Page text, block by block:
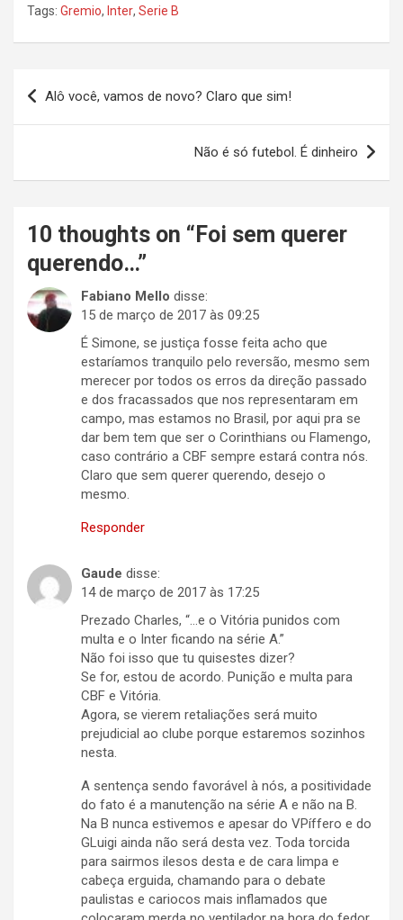
Tags: Gremio, Inter, Serie B
Navegação
de
Alô você, vamos de novo? Claro que sim!
Não é só futebol. É dinheiro
10 thoughts on “ Foi sem querer
querendo…”
Fabiano Mello disse:
15 de março de 2017 às 09:25
É Simone, se justiça fosse feita acho que
estaríamos tranquilo pelo reversão, mesmo sem
merecer por todos os erros da direção passado
e dos fracassados que nos representaram em
campo, mas estamos no Brasil, por aqui pra se
dar bem tem que ser o Corinthians ou Flamengo,
caso contrário a CBF sempre estará contra nós.
Claro que sem querer querendo, desejo o
mesmo.
Responder
Gaude disse:
14 de março de 2017 às 17:25
Prezado Charles, “…e o Vitória punidos com
multa e o Inter ficando na série A.”
Não foi isso que tu quisestes dizer?
Se for, estou de acordo. Punição e multa para
CBF e Vitória.
Agora, se vierem retaliações será muito
prejudicial ao clube porque estaremos sozinhos
nesta.
A sentença sendo favorável à nós, a positividade
do fato é a manutenção na série A e não na B.
Na B nunca estivemos e apesar do VPíffero e do
GLuigi ainda não será desta vez. Toda torcida
para sairmos ilesos desta e de cara limpa e
cabeça erguida, chamando para o debate
paulistas e cariocos mais inflamados que